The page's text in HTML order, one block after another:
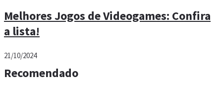
Melhores Jogos de Videogames: Confira
a lista!
21/10/2024
Recomendado